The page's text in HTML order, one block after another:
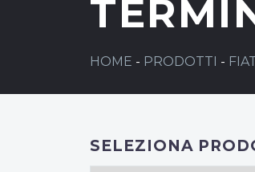
HOME - PRODOTTI -
SELEZIONA